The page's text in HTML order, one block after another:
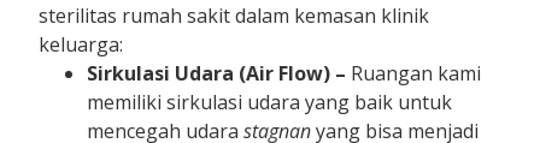
sterilitas rumah sakit dalam kemasan klinik
keluarga:
Sirkulasi Udara (Air Flow) – Ruangan kami
memiliki sirkulasi udara yang baik untuk
mencegah udarastagnanyang bisa menjadi